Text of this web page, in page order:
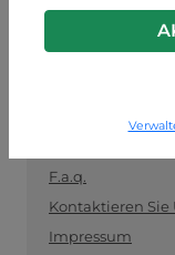
INFO LINK
F.a.q.
Kontaktieren Sie
Impressum